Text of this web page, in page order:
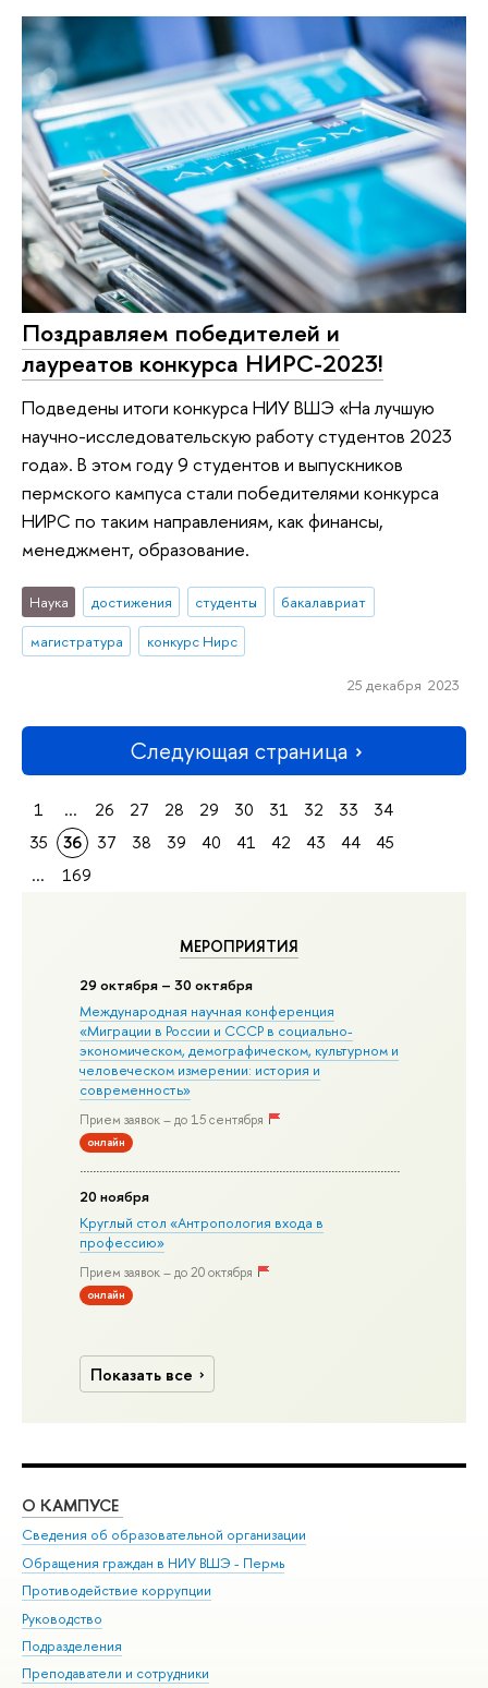
МЕРОПРИЯТИЯ
29 октября – 30 октября
Международная научная конференция
«Миграции в Росcии и СССР в социально-
экономическом, демографическом, культурном и
человеческом измерении: история и
современность»
Прием заявок – до 15 сентября
онлайн
20 ноября
Круглый стол «Антропология входа в
профессию»
Прием заявок – до 20 октября
онлайн
Показать все
Поздравляем победителей и
лауреатов конкурса НИРС-2023!
Подведены итоги конкурса НИУ ВШЭ «На лучшую
научно-исследовательскую работу студентов 2023
года». В этом году 9 студентов и выпускников
пермского кампуса стали победителями конкурса
НИРС по таким направлениям, как финансы,
менеджмент, образование.
Наука достижения студенты
бакалавриат
магистратура
конкурс Нирс
25 декабря 2023
Следующая страница
1 ... 26 27 28 29 30 31 32 33
34
35
36 37 38 39 40 41 42 43 44
45
...
169
О КАМПУСЕ
Сведения об образовательной организации
Обращения граждан в НИУ ВШЭ - Пермь
Противодействие коррупции
Руководство
Подразделения
Преподаватели и сотрудники